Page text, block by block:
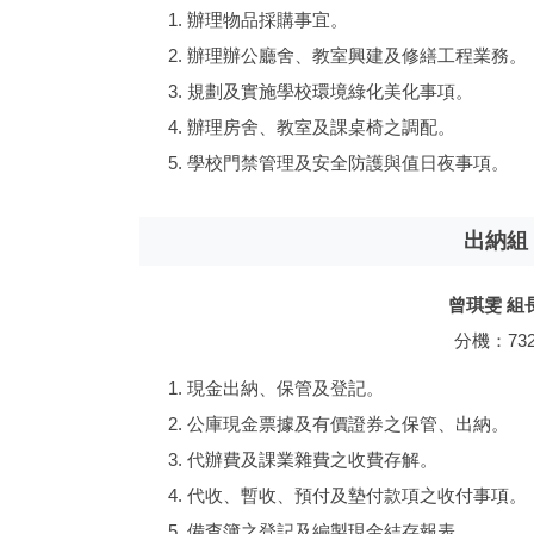
辦理物品採購事宜。
辦理辦公廳舍、教室興建及修繕工程業務。
規劃及實施學校環境綠化美化事項。
辦理房舍、教室及課桌椅之調配。
學校門禁管理及安全防護與值日夜事項。
出納組
曾琪雯 組
分機：
現金出納、保管及登記。
公庫現金票據及有價證券之保管、出納。
代辦費及課業雜費之收費存解。
代收、暫收、預付及墊付款項之收付事項。